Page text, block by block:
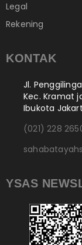
Legal
Rekening
KONTAK
Jl.
Kec. Kramat
Ibukota
(021) 228
YSAS